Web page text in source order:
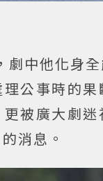
劇中他化身
公事時的果
被廣大劇迷
消息。